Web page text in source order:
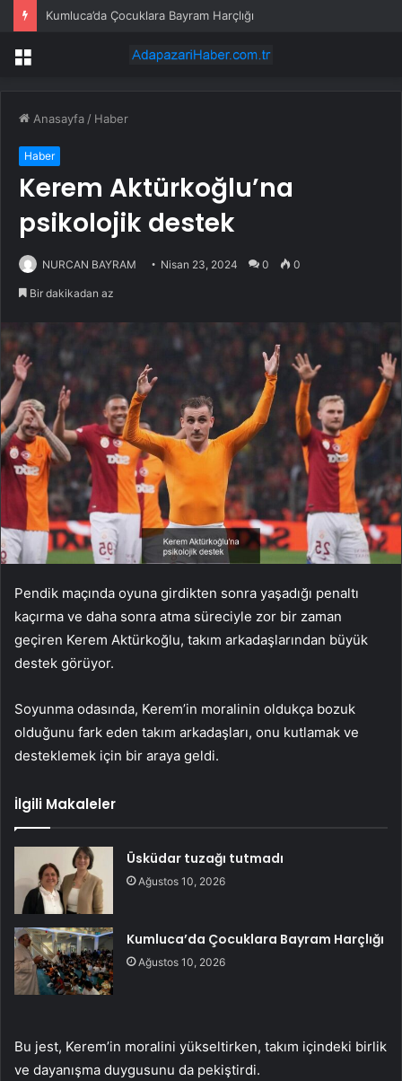
Kumluca’da Çocuklara Bayram Harçlığı
Menü
Anasayfa / Haber
Haber
Kerem Aktürkoğlu’na
psikolojik destek
NURCAN BAYRAM Nisan 23, 2024 0 0
Bir dakikadan az
Pendik maçında oyuna girdikten sonra yaşadığı penaltı
kaçırma ve daha sonra atma süreciyle zor bir zaman
geçiren Kerem Aktürkoğlu, takım arkadaşlarından büyük
destek görüyor.
Soyunma odasında, Kerem’in moralinin oldukça bozuk
olduğunu fark eden takım arkadaşları, onu kutlamak ve
desteklemek için bir araya geldi.
İlgili Makaleler
Üsküdar tuzağı tutmadı
Ağustos 10, 2026
Kumluca’da Çocuklara Bayram Harçlığı
Ağustos 10, 2026
Bu jest, Kerem’in moralini yükseltirken, takım içindeki birlik
ve dayanışma duygusunu da pekiştirdi.